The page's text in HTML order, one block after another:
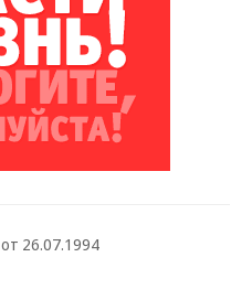
от 26.07.1994